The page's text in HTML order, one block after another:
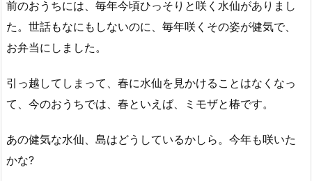
前のおうちには、毎年今頃ひっそりと咲く水仙がありまし
た。世話もなにもしないのに、毎年咲くその姿が健気で、
お弁当にしました。
引っ越してしまって、春に水仙を見かけることはなくなっ
て、今のおうちでは、春といえば、ミモザと椿です。
あの健気な水仙、島はどうしているかしら。今年も咲いた
かな?